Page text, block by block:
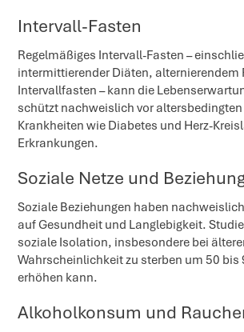
Intervall-Fasten
Regelmäßiges Intervall-Fasten –
intermittierender Diäten, alternierendem
Intervallfasten – kann die
schützt nachweislich vor
Krankheiten wie Diabetes und Herz-
Erkrankungen.
Soziale Netze und
Soziale Beziehungen haben
auf Gesundheit und Langlebigkeit.
soziale Isolation, insbesondere bei
Wahrscheinlichkeit zu sterben um 50 bis
erhöhen kann.
Alkoholkonsum und